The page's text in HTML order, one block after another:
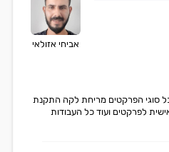
אביחי אזולאי
סוגי הפרקטים מריחת לקה התקנת
לפרקטים ועוד כל העבודות